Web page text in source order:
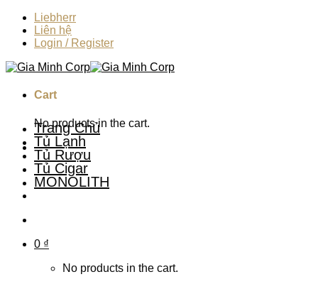
Skip
content
Liebherr
Liên hệ
Login / Register
Cart
No products in the cart.
Trang Chủ
Tủ Lạnh
Tủ Rượu
Tủ Cigar
MONOLITH
0 ₫
No products in the cart.